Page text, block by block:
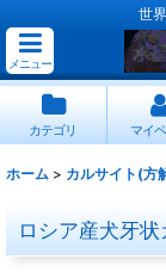
世
メニュー
カテゴリ マイ
ホーム > カルサイト(方
ロシア産犬牙状